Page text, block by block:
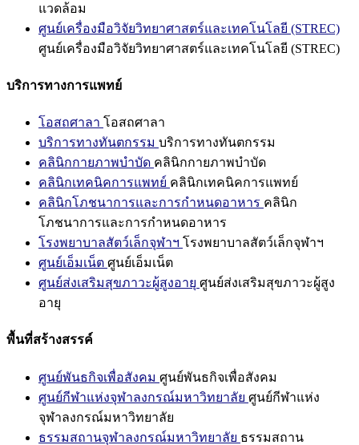
แวดล้อม
ศูนย์เครื่องมือวิจัยวิทยาศาสตร์และเทคโนโลยี (STREC)
ศูนย์เครื่องมือวิจัยวิทยาศาสตร์และเทคโนโลยี (STREC)
บริการทางการแพทย์
โอสถศาลา โอสถศาลา
บริการทางทันตกรรม บริการทางทันตกรรม
คลินิกกายภาพบำบัด คลินิกกายภาพบำบัด
คลินิกเทคนิคการแพทย์ คลินิกเทคนิคการแพทย์
คลินิกโภชนาการและการกำหนดอาหาร คลินิก
โภชนาการและการกำหนดอาหาร
โรงพยาบาลสัตว์เล็กจุฬาฯ โรงพยาบาลสัตว์เล็กจุฬาฯ
ศูนย์เอ็มเน็ต ศูนย์เอ็มเน็ต
ศูนย์ส่งเสริมสุขภาวะผู้สูงอายุ ศูนย์ส่งเสริมสุขภาวะผู้สูง
อายุ
พื้นที่สร้างสรรค์
ศูนย์พันธกิจเพื่อสังคม ศูนย์พันธกิจเพื่อสังคม
ศูนย์กีฬาแห่งจุฬาลงกรณ์มหาวิทยาลัย ศูนย์กีฬาแห่ง
จุฬาลงกรณ์มหาวิทยาลัย
ธรรมสถานจุฬาลงกรณ์มหาวิทยาลัย ธรรมสถาน